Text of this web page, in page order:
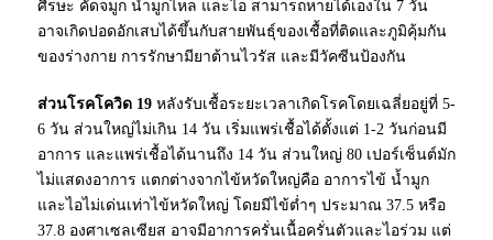
ศีรษะ คัดจมูก น้ำมูกไหล และไอ สามารถหายได้เองใน 7 วัน
อาจเกิดปอดอักเสบได้ขึ้นกับสายพันธุ์ของเชื้อที่ติดและภูมิคุ้มกัน
ของร่างกาย การรักษามียาต้านไวรัส และมีวัคซีนป้องกัน
ส่วนโรคโควิด 19 หลังรับเชื้อระยะเวลาเกิดโรคโดยเฉลี่ยอยู่ที่ 5-
6 วัน ส่วนใหญ่ไม่เกิน 14 วัน เริ่มแพร่เชื้อได้ตั้งแต่ 1-2 วันก่อนมี
อาการ และแพร่เชื้อได้นานถึง 14 วัน ส่วนใหญ่ 80 เปอร์เซ็นต์มัก
ไม่แสดงอาการ แตกต่างจากไข้หวัดใหญ่คือ อาการไข้ น้ำมูก
และไอไม่เด่นเท่าไข้หวัดใหญ่ โดยมีไข้ต่ำๆ ประมาณ 37.5 หรือ
37.8 องศาเซลเซียส อาจมีอาการครั่นเนื้อครั่นตัวและไอร่วม แต่